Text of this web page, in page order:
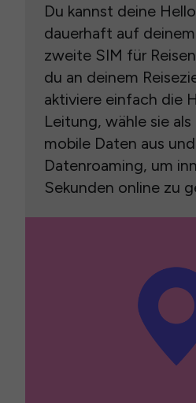
Du kannst deine
dauerhaft auf
zweite SIM für
du an deinem
aktiviere einfach die
Leitung, wähle sie
mobile Daten aus
Datenroaming, um
Sekunden online zu